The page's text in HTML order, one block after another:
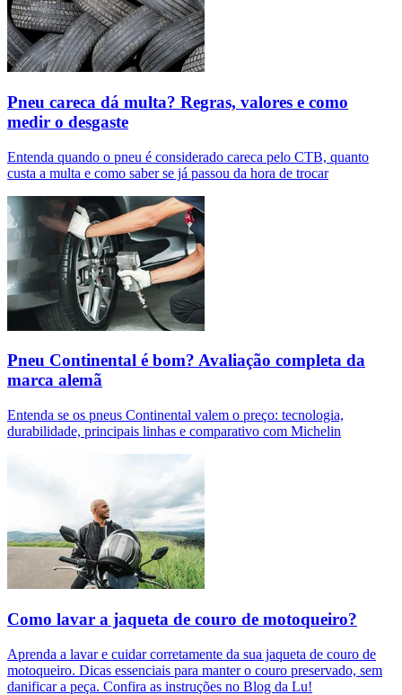
Pneu careca dá multa? Regras, valores e como
medir o desgaste
Entenda quando o pneu é considerado careca pelo CTB, quanto
custa a multa e como saber se já passou da hora de trocar
Pneu Continental é bom? Avaliação completa da
marca alemã
Entenda se os pneus Continental valem o preço: tecnologia,
durabilidade, principais linhas e comparativo com Michelin
Como lavar a jaqueta de couro de motoqueiro​?
Aprenda a lavar e cuidar corretamente da sua jaqueta de couro de
motoqueiro. Dicas essenciais para manter o couro preservado, sem
danificar a peça. Confira as instruções no Blog da Lu!